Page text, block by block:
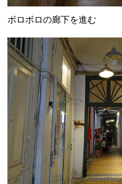
ボロボロの廊下を進む